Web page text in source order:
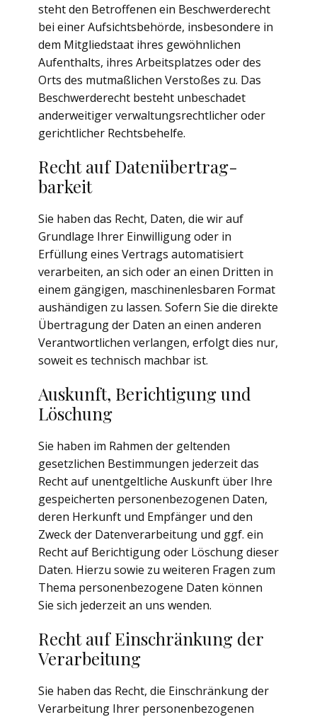
steht den Betroffenen ein Beschwerderecht
bei einer Aufsichtsbehörde, insbesondere in
dem Mitgliedstaat ihres gewöhnlichen
Aufenthalts, ihres Arbeitsplatzes oder des
Orts des mutmaßlichen Verstoßes zu. Das
Beschwerderecht besteht unbeschadet
anderweitiger verwaltungsrechtlicher oder
gerichtlicher Rechtsbehelfe.
Recht auf Daten­übertrag­
barkeit
Sie haben das Recht, Daten, die wir auf
Grundlage Ihrer Einwilligung oder in
Erfüllung eines Vertrags automatisiert
verarbeiten, an sich oder an einen Dritten in
einem gängigen, maschinenlesbaren Format
aushändigen zu lassen. Sofern Sie die direkte
Übertragung der Daten an einen anderen
Verantwortlichen verlangen, erfolgt dies nur,
soweit es technisch machbar ist.
Auskunft, Berichtigung und
Löschung
Sie haben im Rahmen der geltenden
gesetzlichen Bestimmungen jederzeit das
Recht auf unentgeltliche Auskunft über Ihre
gespeicherten personenbezogenen Daten,
deren Herkunft und Empfänger und den
Zweck der Datenverarbeitung und ggf. ein
Recht auf Berichtigung oder Löschung dieser
Daten. Hierzu sowie zu weiteren Fragen zum
Thema personenbezogene Daten können
Sie sich jederzeit an uns wenden.
Recht auf Einschränkung der
Verarbeitung
Sie haben das Recht, die Einschränkung der
Verarbeitung Ihrer personenbezogenen